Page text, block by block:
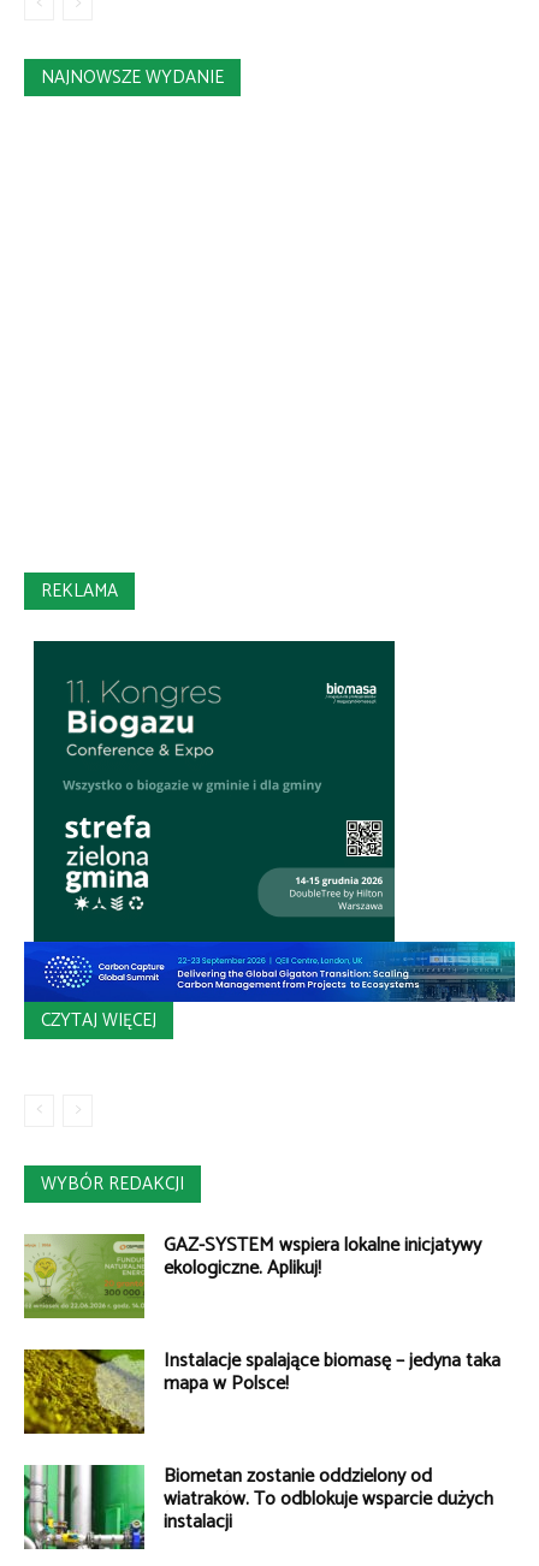
NAJNOWSZE WYDANIE
REKLAMA
CZYTAJ WIĘCEJ
WYBÓR REDAKCJI
GAZ-SYSTEM wspiera lokalne inicjatywy
ekologiczne. Aplikuj!
Instalacje spalające biomasę – jedyna taka
mapa w Polsce!
Biometan zostanie oddzielony od
wiatraków. To odblokuje wsparcie dużych
instalacji